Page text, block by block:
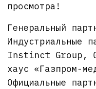
просмотра!
Генеральный
Индустриальные
Instinct Group,
хаус «Газпром-
Официальные